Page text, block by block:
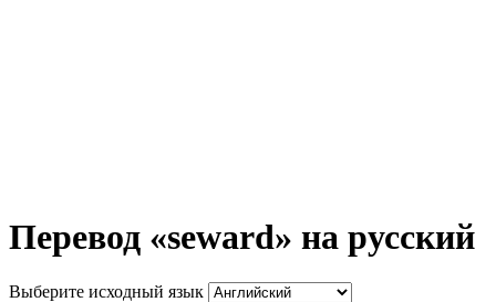
Перевод «seward» на русский
Выберите исходный язык